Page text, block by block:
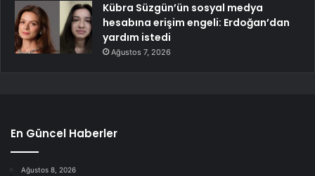
Kübra Süzgün’ün sosyal medya
hesabına erişim engeli: Erdoğan’dan
yardım istedi
Ağustos 7, 2026
En Güncel Haberler
Ağustos 8, 2026